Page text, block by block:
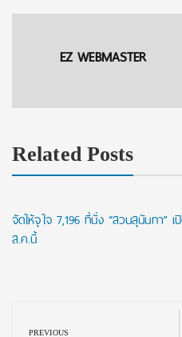
EZ WEBMASTER
Related Posts
จัดให้จุใจ 7,196 ที่นั่ง “สวนสุนันทา”
ส.ค.นี้
PREVIOUS